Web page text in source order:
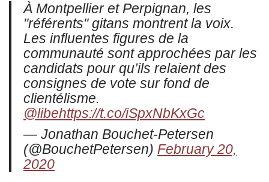
À Montpellier et Perpignan, les
"référents" gitans montrent la voix.
Les influentes figures de la
communauté sont approchées par les
candidats pour qu’ils relaient des
consignes de vote sur fond de
clientélisme.
@libehttps://t.co/iSpxNbKxGc
— Jonathan Bouchet-Petersen
(@BouchetPetersen) February 20,
2020